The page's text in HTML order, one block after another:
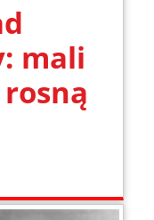
mali